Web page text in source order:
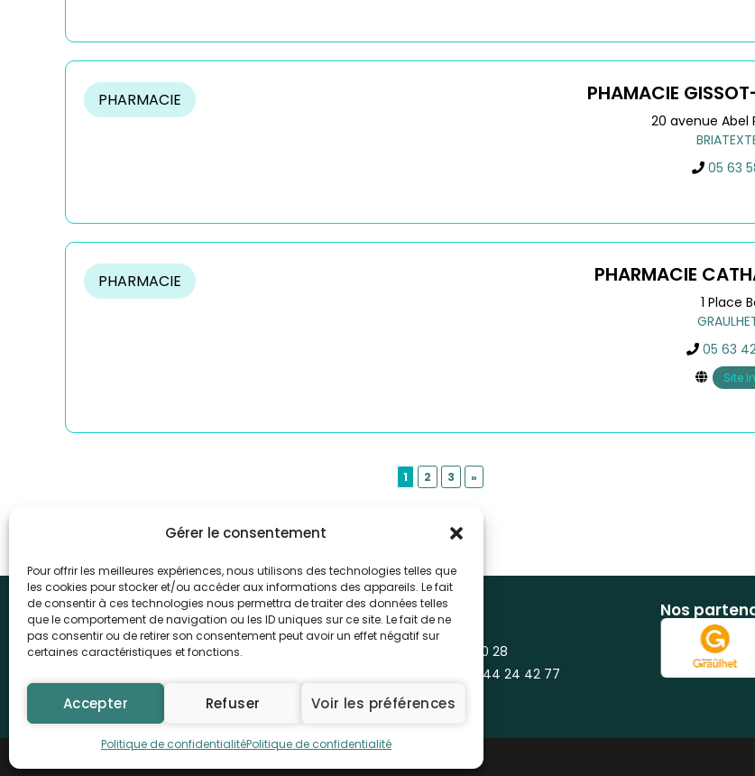
Gérer le consentement
Pour offrir les meilleures expériences, nous utilisons des technologies telles que
les cookies pour stocker et/ou accéder aux informations des appareils. Le fait
de consentir à ces technologies nous permettra de traiter des données telles
que le comportement de navigation ou les ID uniques sur ce site. Le fait de ne
pas consentir ou de retirer son consentement peut avoir un effet négatif sur
certaines caractéristiques et fonctions.
Accepter Refuser Voir les préférences
Politique de confidentialitéPolitique de confidentialité
PHARMACIE PHAMACIE
20 avenue Abel
05 63
PHARMACIE PHARMACIE
1 Place
05 63
Site
1 2 3 »
CPTS CENTRE TARN
13 avenue Jules Pélissier 81120 Réalmont
Pauline WIART | Coordinatrice : 07 86 44 90 28
Hélène PALACIO | Chargée de mission : 06 44 24 42 77
Nos